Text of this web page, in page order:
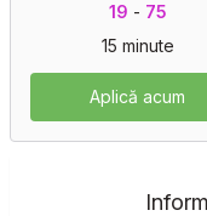
19 - 75
15 minute
Aplică acum